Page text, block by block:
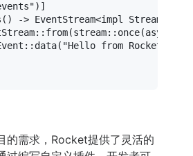
)]
() -> EventStream<impl Stream
from(stream:: once(async
data( "Hello from Rocket!"
的需求，Rocket提供了灵活的